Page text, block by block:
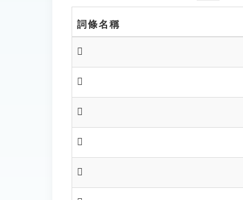
詞條名稱
𦗷
𦗾
𦘃
𦘄
𦘅